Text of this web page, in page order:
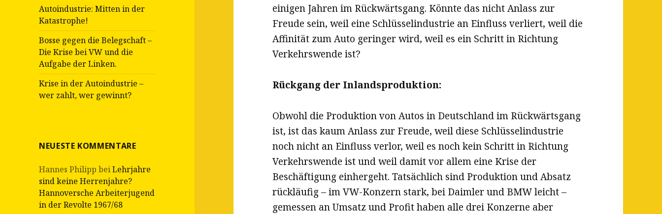
Autoindustrie: Mitten in der
Katastrophe!
Bosse gegen die Belegschaft –
Die Krise bei VW und die
Aufgabe der Linken.
Krise in der Autoindustrie –
wer zahlt, wer gewinnt?
NEUESTE KOMMENTARE
Hannes Philipp beiLehrjahre
sind keine Herrenjahre?
Hannoversche Arbeiterjugend
in der Revolte 1967/68
einigen Jahren im Rückwärtsgang. Könnte das nicht Anlass zur
Freude sein, weil eine Schlüsselindustrie an Einfluss verliert, weil die
Affinität zum Auto geringer wird, weil es ein Schritt in Richtung
Verkehrswende ist?
Rückgang der Inlandsproduktion:
Obwohl die Produktion von Autos in Deutschland im Rückwärtsgang
ist, ist das kaum Anlass zur Freude, weil diese Schlüsselindustrie
noch nicht an Einfluss verlor, weil es noch kein Schritt in Richtung
Verkehrswende ist und weil damit vor allem eine Krise der
Beschäftigung einhergeht. Tatsächlich sind Produktion und Absatz
rückläufig – im VW-Konzern stark, bei Daimler und BMW leicht –
gemessen an Umsatz und Profit haben alle drei Konzerne aber